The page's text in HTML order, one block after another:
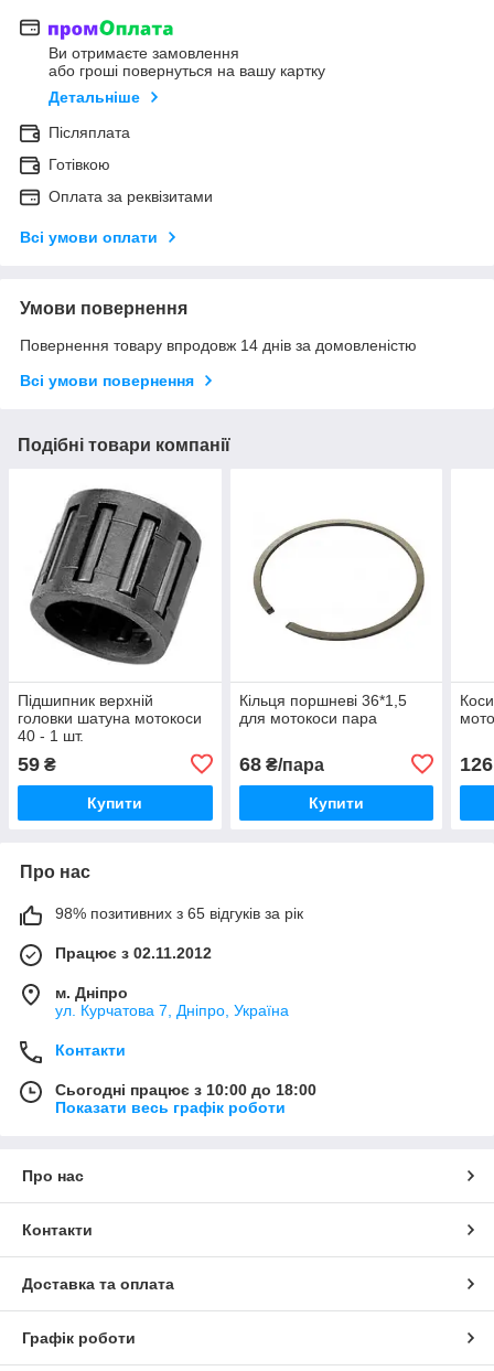
Ви отримаєте замовлення
або гроші повернуться на вашу картку
Детальніше
Післяплата
Готівкою
Оплата за реквізитами
Всі умови оплати
Умови повернення
Повернення товару впродовж 14 днів за домовленістю
Всі умови повернення
Подібні товари компанії
Підшипник верхній
головки шатуна мотокоси
40 - 1 шт.
59 ₴
Купити
Кільця поршневі 36*1,5
для мотокоси пара
68₴/пара
Купити
126
Про нас
98% позитивних з 65 відгуків за рік
Працює з 02.11.2012
м. Дніпро
ул. Курчатова 7, Дніпро, Україна
Контакти
Сьогодні працює з 10:00 до 18:00
Показати весь графік роботи
Про нас
Контакти
Доставка та оплата
Графік роботи